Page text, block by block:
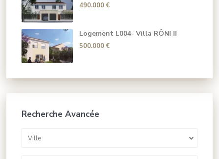
490.000 €
Logement L004- Villa RÔNI II
500.000 €
Recherche Avancée
Ville